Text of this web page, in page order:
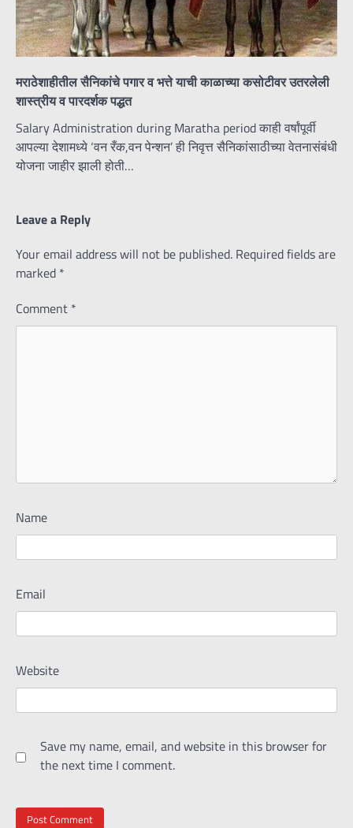
मराठेशाहीतील सैनिकांचे पगार व भत्ते याची काळाच्या कसोटीवर उतरलेली
शास्त्रीय व पारदर्शक पद्धत
Salary Administration during Maratha period काही वर्षांपूर्वी
आपल्या देशामध्ये ‘वन रँक,वन पेन्शन’ ही निवृत्त सैनिकांसाठीच्या वेतनासंबंधी
योजना जाहीर झाली होती…
Leave a Reply
Your email address will not be published. Required fields are
marked *
Comment *
Name
Email
Website
Save my name, email, and website in this browser for
the next time I comment.